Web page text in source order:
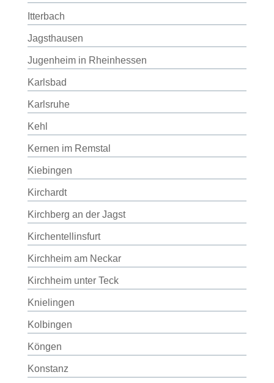
Itterbach
Jagsthausen
Jugenheim in Rheinhessen
Karlsbad
Karlsruhe
Kehl
Kernen im Remstal
Kiebingen
Kirchardt
Kirchberg an der Jagst
Kirchentellinsfurt
Kirchheim am Neckar
Kirchheim unter Teck
Knielingen
Kolbingen
Köngen
Konstanz